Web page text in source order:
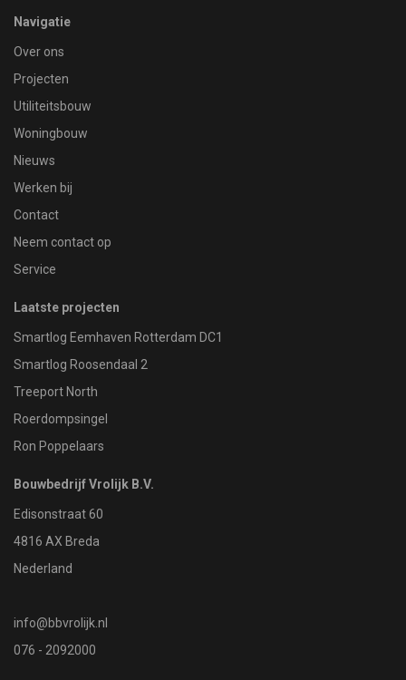
Navigatie
Over ons
Projecten
Utiliteitsbouw
Woningbouw
Nieuws
Werken bij
Contact
Neem contact op
Service
Laatste projecten
Smartlog Eemhaven Rotterdam DC1
Smartlog Roosendaal 2
Treeport North
Roerdompsingel
Ron Poppelaars
Bouwbedrijf Vrolijk B.V.
Edisonstraat 60
4816 AX Breda
Nederland
info@bbvrolijk.nl
076 - 2092000